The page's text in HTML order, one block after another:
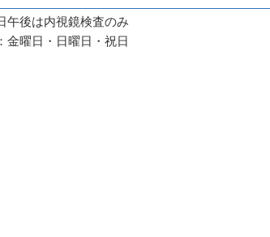
午後は内視鏡検査のみ
金曜日・日曜日・祝日